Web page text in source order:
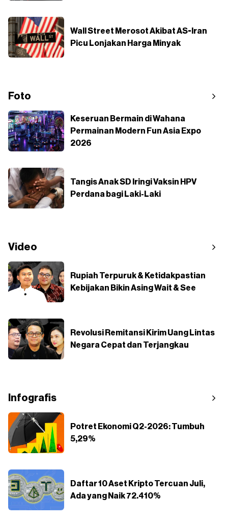
Wall Street Merosot Akibat AS-Iran
Picu Lonjakan Harga Minyak
Foto
Keseruan Bermain di Wahana
Permainan Modern Fun Asia Expo
2026
Tangis Anak SD Iringi Vaksin HPV
Perdana bagi Laki-Laki
Video
Rupiah Terpuruk & Ketidakpastian
Kebijakan Bikin Asing Wait & See
Revolusi Remitansi Kirim Uang Lintas
Negara Cepat dan Terjangkau
Infografis
Potret Ekonomi Q2-2026: Tumbuh
5,29%
Daftar 10 Aset Kripto Tercuan Juli,
Ada yang Naik 72.410%